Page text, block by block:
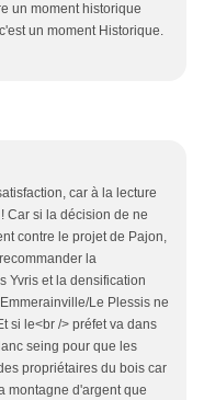
un moment historique
un moment Historique.
car à la lecture
Car si la décision de ne
contre le projet de Pajon,
la
Yvris et la densification
Le Plessis ne
si le<br /> préfet va dans
seing pour que les
propriétaires du bois car
montagne d'argent que